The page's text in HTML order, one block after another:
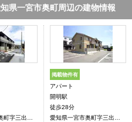
一宮市奥町周辺の建物情報
掲載物件有
アパート
開明駅
徒歩28分